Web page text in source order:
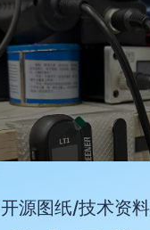
开源图纸/技术资